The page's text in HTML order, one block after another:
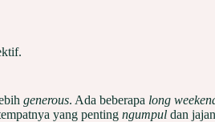
generous. Ada beberapa long
yang penting ngumpul dan